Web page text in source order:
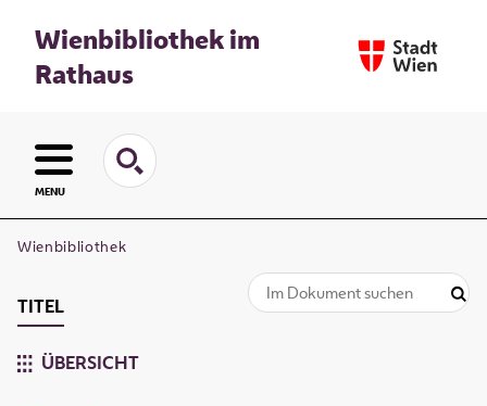
Wienbibliothek im
Rathaus
MENU
Wienbibliothek
TITEL
ÜBERSICHT